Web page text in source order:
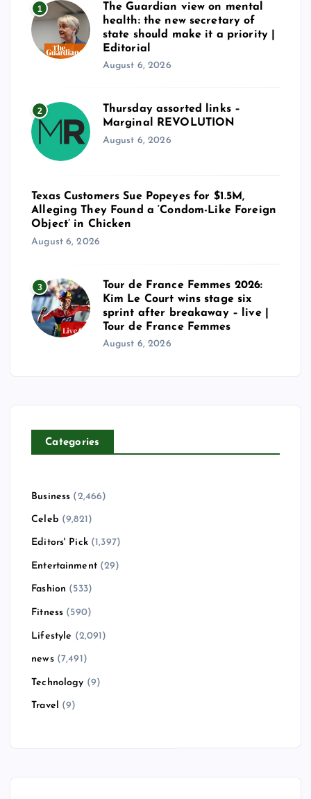
1
The Guardian view on mental
health: the new secretary of
state should make it a priority |
Editorial
August 6, 2026
2
Thursday assorted links –
Marginal REVOLUTION
August 6, 2026
Texas Customers Sue Popeyes for $1.5M,
Alleging They Found a ‘Condom-Like Foreign
Object’ in Chicken
August 6, 2026
3
Tour de France Femmes 2026:
Kim Le Court wins stage six
sprint after breakaway – live |
Tour de France Femmes
August 6, 2026
Categories
Business (2,466)
Celeb (9,821)
Editors' Pick(1,397)
Entertainment(29)
Fashion (533)
Fitness (590)
Lifestyle (2,091)
news(7,491)
Technology (9)
Travel (9)